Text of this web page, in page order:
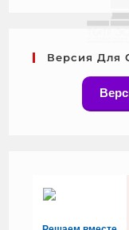
Версия Для